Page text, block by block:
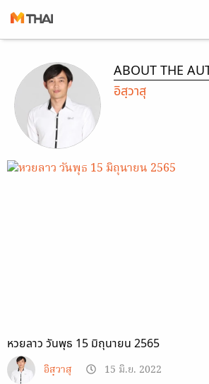
content
ABOUT THE
อิสฺวาสุ
หวยลาว วันพุธ 15 มิถุนายน 2565
อิสฺวาสุ
15 มิ.ย. 2022